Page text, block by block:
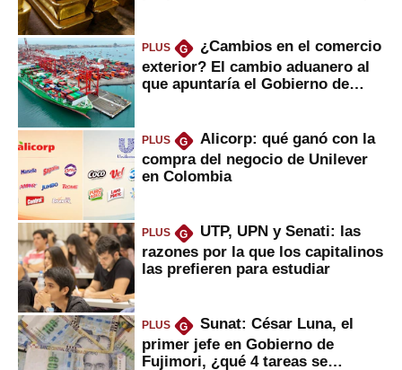
PLUS G
¿Cambios en el comercio
exterior? El cambio aduanero al
que apuntaría el Gobierno de
PLUS G
Alicorp: qué ganó con la
compra del negocio de Unilever
en Colombia
PLUS G
UTP, UPN y Senati: las
razones por la que los capitalinos
las prefieren para estudiar
PLUS G
Sunat: César Luna, el
primer jefe en Gobierno de
Fujimori, ¿qué 4 tareas se